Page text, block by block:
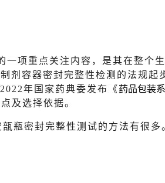
项重点关注内容，是其在整个
剂容器密封完整性检测的法规
年国家药典委发布《 药品包装
及选择依据。
瓿瓶密封完整性测试的方法有很多